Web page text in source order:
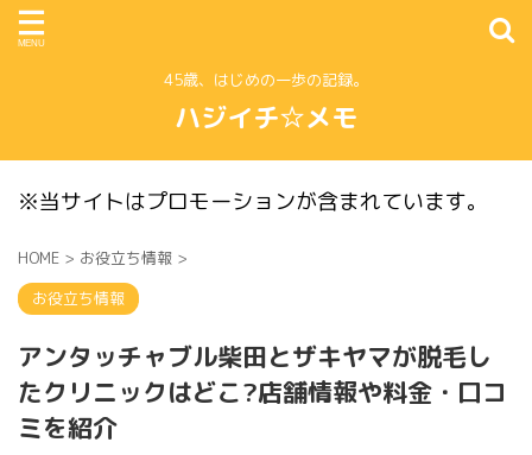
45歳、はじめの一歩の記録。
ハジイチ☆メモ
※当サイトはプロモーションが含まれています。
HOME > お役立ち情報 >
お役立ち情報
アンタッチャブル柴田とザキヤマが脱毛し
たクリニックはどこ?店舗情報や料金・口コ
ミを紹介